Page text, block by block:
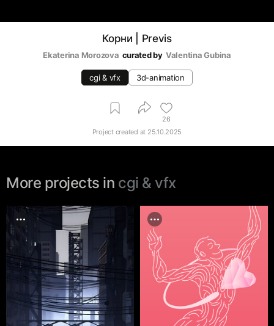
Корни | Previs
Ekaterina Morozova curated by Valentina Gubina
cgi & vfx 3d-animation
26
Project created at 25.10.2025
More projects in cgi & vfx